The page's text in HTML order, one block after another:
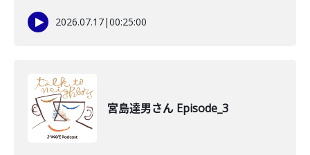
2026.07.17|00:25:00
宮島達男さん Episode_3